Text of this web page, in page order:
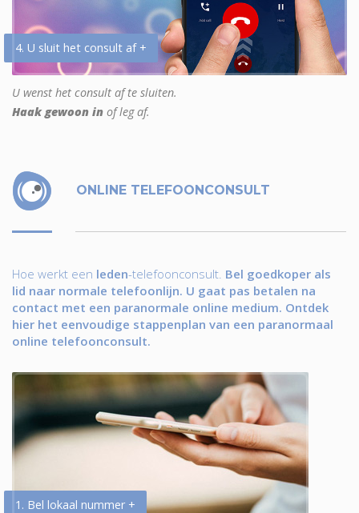
4. U sluit het consult af +
U wenst het consult af te sluiten.
Haak gewoon in of leg af.
ONLINE TELEFOONCONSULT
Hoe werkt een leden-telefoonconsult. Bel goedkoper als
lid naar normale telefoonlijn. U gaat pas betalen na
contact met een paranormale online medium. Ontdek
hier het eenvoudige stappenplan van een paranormaal
online telefoonconsult.
1. Bel lokaal nummer +